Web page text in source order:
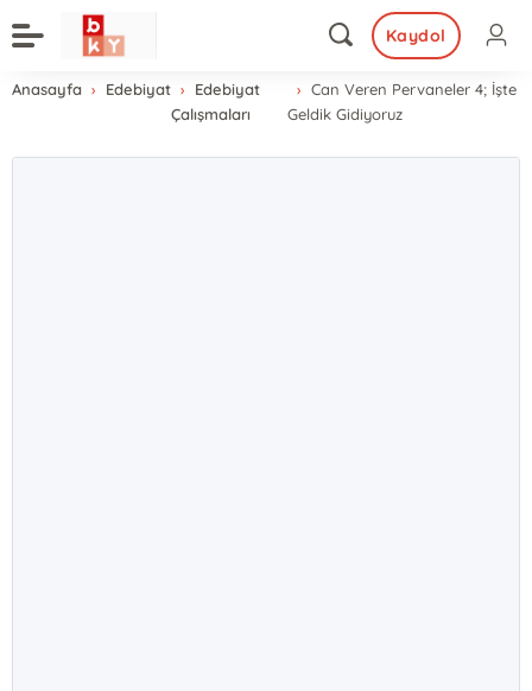
Kaydol
Anasayfa Edebiyat
Edebiyat
Çalışmaları
Can Veren Pervaneler 4; İşte
Geldik Gidiyoruz